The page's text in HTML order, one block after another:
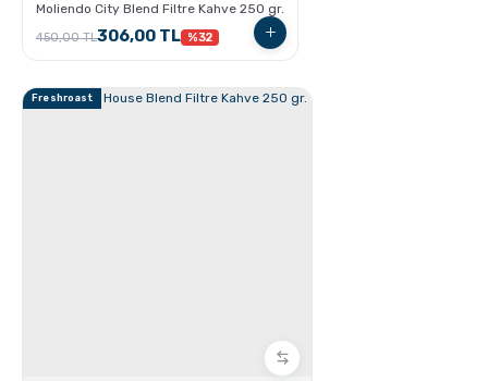
Moliendo City Blend Filtre Kahve 250 gr.
450,00 TL306,00 TL %32
Freshroast